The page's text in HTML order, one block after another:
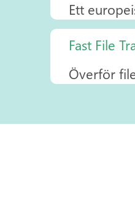
Ett
Fast File
Överför